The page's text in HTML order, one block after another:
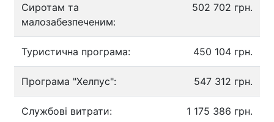
Сиротам та
малозабезпеченим:
502 702 грн.
Туристична програма: 450 104 грн.
Програма "Хелпус": 547 312 грн.
Службові витрати: 1 175 386 грн.